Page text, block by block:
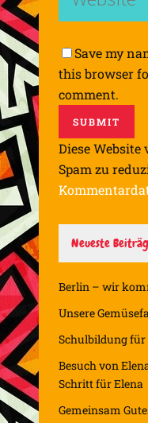
Save my
this browser
comment.
Diese
Spam zu
Neueste
Berlin – wir
Unsere
Schulbildung für
Besuch von
Schritt für Elena
Gemeinsam